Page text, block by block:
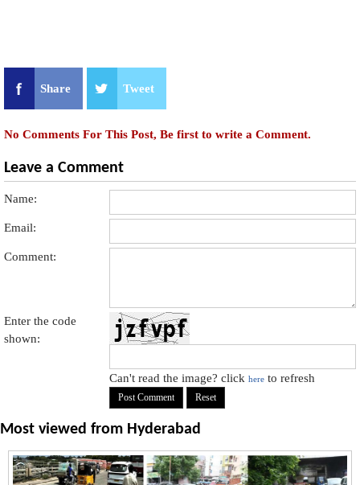
Share Tweet
No Comments For This Post, Be first to write a Comment.
Leave a Comment
Name:
Email:
Comment:
Enter the code
shown:
Can't read the image? clickhere to refresh
Most viewed from Hyderabad